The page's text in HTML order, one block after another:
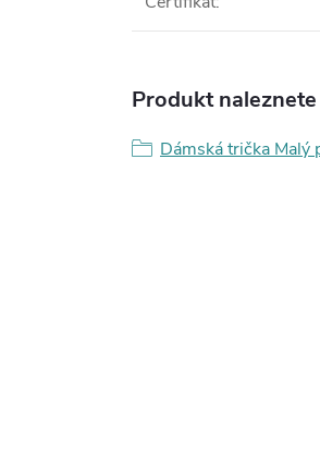
Produkt
Dámská trička Malý